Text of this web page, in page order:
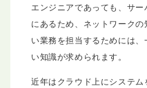
エンジニアであっても、サ
にあるため、ネットワーク
い業務を担当するためには
い知識が求められます。
近年はクラウド上にシステ